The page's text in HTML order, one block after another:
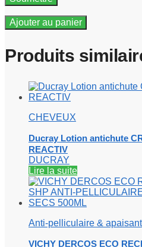
Ajouter au panier
Produits
CHEVEUX
Ducray Lotion antichute
REACTIV
DUCRAY
Lire la suite
Anti-pelliculaire & apaisant
VICHY DERCOS ECO